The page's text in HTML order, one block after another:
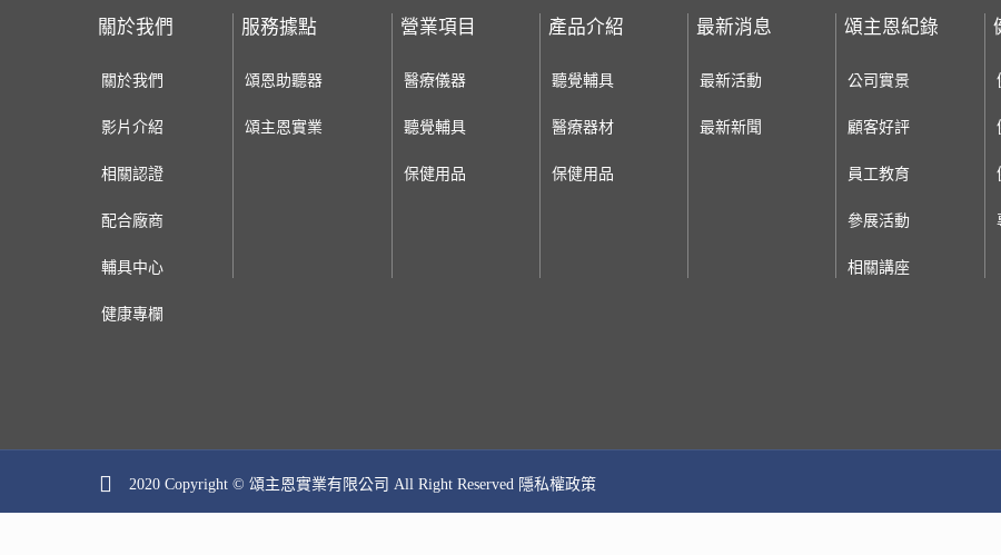
關於我們
關於我們
影片介紹
相關認證
配合廠商
輔具中心
健康專欄
服務據點
頌恩助聽器
頌主恩實業
營業項目
醫療儀器
聽覺輔具
保健用品
產品介紹
聽覺輔具
醫療器材
保健用品
最新消息
最新活動
最新新聞
頌主恩紀錄
公司實景
顧客好評
員工教育
參展活動
相關講座
2020 Copyright © 頌主恩實業有限公司 All Right Reserved 隱私權政策